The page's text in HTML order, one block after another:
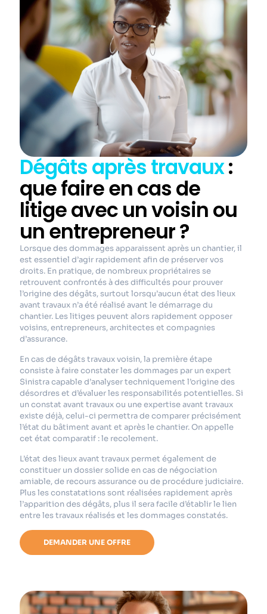
Dégâts après travaux:
que faire en cas de
litige avec un voisin ou
un entrepreneur ?
Lorsque des dommages apparaissent après un chantier, il
est essentiel d’agir rapidement afin de préserver vos
droits. En pratique, de nombreux propriétaires se
retrouvent confrontés à des difficultés pour prouver
l’origine des dégâts, surtout lorsqu’aucun état des lieux
avant travaux n’a été réalisé avant le démarrage du
chantier. Les litiges peuvent alors rapidement opposer
voisins, entrepreneurs, architectes et compagnies
d’assurance.
En cas de dégâts travaux voisin, la première étape
consiste à faire constater les dommages par un expert
Sinistra capable d’analyser techniquement l’origine des
désordres et d’évaluer les responsabilités potentielles. Si
un constat avant travaux ou une expertise avant travaux
existe déjà, celui-ci permettra de comparer précisément
l’état du bâtiment avant et après le chantier. On appelle
cet état comparatif : le recolement.
L’état des lieux avant travaux permet également de
constituer un dossier solide en cas de négociation
amiable, de recours assurance ou de procédure judiciaire.
Plus les constatations sont réalisées rapidement après
l’apparition des dégâts, plus il sera facile d’établir le lien
entre les travaux réalisés et les dommages constatés.
DEMANDER UNE OFFRE